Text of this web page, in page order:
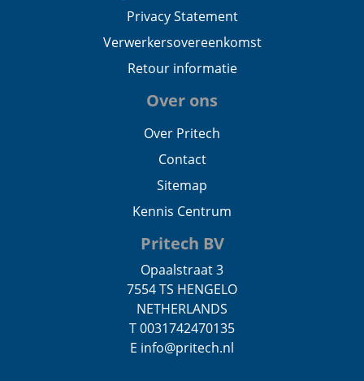
Privacy Statement
Verwerkersovereenkomst
Retour informatie
Over ons
Over Pritech
Contact
Sitemap
Kennis Centrum
Pritech BV
Opaalstraat 3
7554 TS HENGELO
NETHERLANDS
T 0031742470135
E info@pritech.nl